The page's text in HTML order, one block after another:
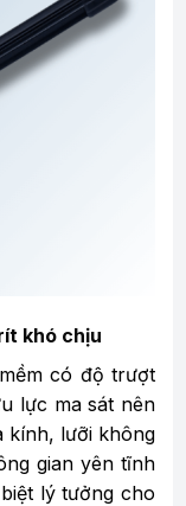
khó chịu
có độ trượt
lực ma sát nên
kính, lưỡi không
gian yên tĩnh
lý tưởng cho